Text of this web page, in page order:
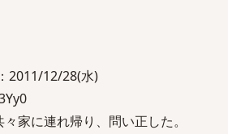
2011/12/28(水)
家に連れ帰り、問い正した。